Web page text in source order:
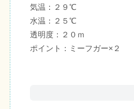
気温：２９℃
水温：２５℃
透明度：２０ｍ
ポイント：ミーフガー×２